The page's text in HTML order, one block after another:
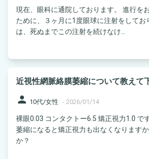
現在、眼科に通院しております。 進行を
ために、３ヶ月に1度眼球に注射をしてお
は、死ぬまでこの注射を続けなけ...
近視性網脈絡膜萎縮について教えて
person 10代/女性 - 2026/01/14
裸眼0.03 コンタクトー6.5 矯正視力1.0 です。近視性網脈絡膜
萎縮になると矯正視力も出なくなります
か？